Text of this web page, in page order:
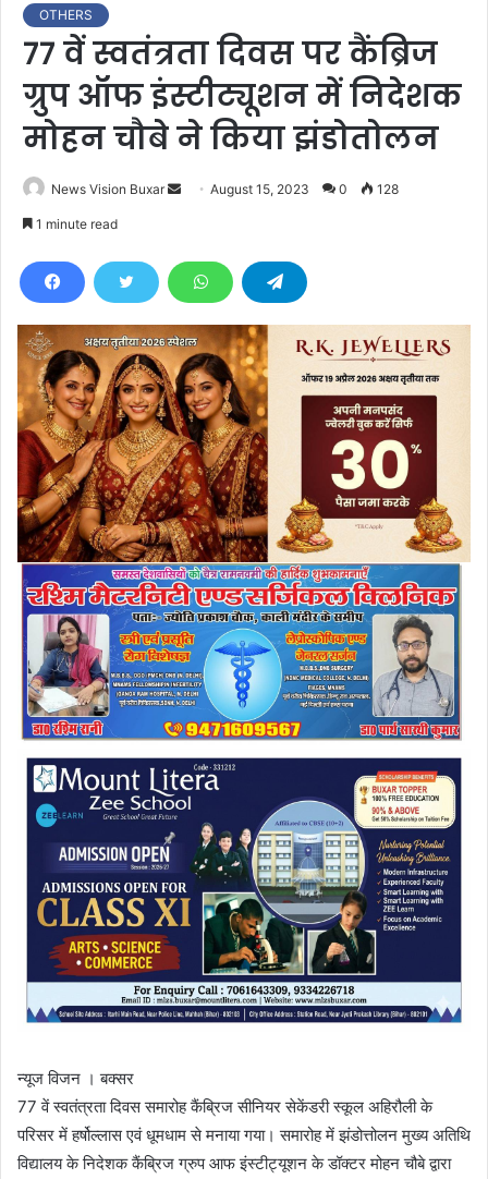
OTHERS
77 वें स्वतंत्रता दिवस पर कैंब्रिज
ग्रुप ऑफ इंस्टीट्यूशन में निदेशक
मोहन चौबे ने किया झंडोतोलन
News Vision Buxar
d
e
m
a
i
l
August 15, 2023 0 128
1 minute read
न्यूज विजन । बक्सर
77 वें स्वतंत्रता दिवस समारोह कैंब्रिज सीनियर सेकेंडरी स्कूल अहिरौली के
परिसर में हर्षोल्लास एवं धूमधाम से मनाया गया। समारोह में झंडोत्तोलन मुख्य अतिथि
विद्यालय के निदेशक कैंब्रिज ग्रुप आफ इंस्टीट्यूशन के डॉक्टर मोहन चौबे द्वारा